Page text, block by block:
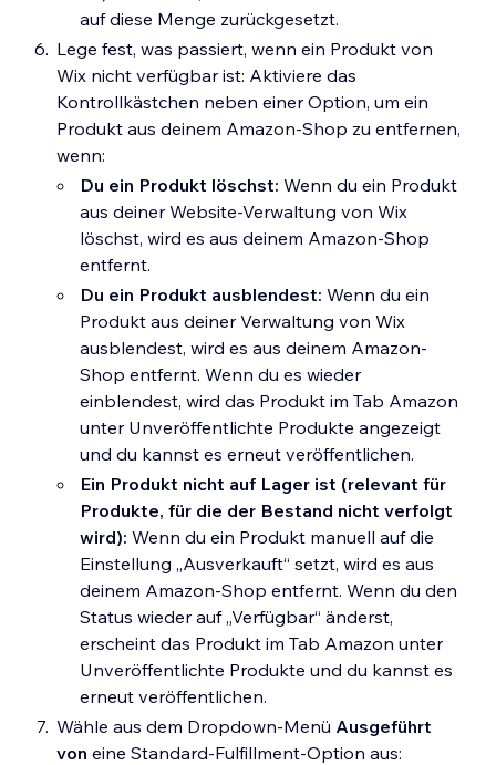
auf diese Menge zurückgesetzt.
Lege fest, was passiert, wenn ein Produkt von
Wix nicht verfügbar ist: Aktiviere das
Kontrollkästchen neben einer Option, um ein
Produkt aus deinem Amazon-Shop zu entfernen,
wenn:
Du ein Produkt löschst: Wenn du ein Produkt
aus deiner Website-Verwaltung von Wix
löschst, wird es aus deinem Amazon-Shop
entfernt.
Du ein Produkt ausblendest: Wenn du ein
Produkt aus deiner Verwaltung von Wix
ausblendest, wird es aus deinem Amazon-
Shop entfernt. Wenn du es wieder
einblendest, wird das Produkt im Tab Amazon
unter Unveröffentlichte Produkte angezeigt
und du kannst es erneut veröffentlichen.
Ein Produkt nicht auf Lager ist (relevant für
Produkte, für die der Bestand nicht verfolgt
wird): Wenn du ein Produkt manuell auf die
Einstellung „Ausverkauft“ setzt, wird es aus
deinem Amazon-Shop entfernt. Wenn du den
Status wieder auf „Verfügbar“ änderst,
erscheint das Produkt im Tab Amazon unter
Unveröffentlichte Produkte und du kannst es
erneut veröffentlichen.
Wähle aus dem Dropdown-Menü Ausgeführt
von eine Standard-Fulfillment-Option aus: